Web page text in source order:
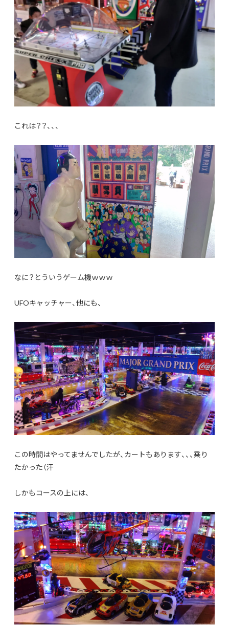
これは？？、、、
なに？とういうゲーム機ｗｗｗ
UFOキャッチャー、他にも、
この時間はやってませんでしたが、カートもあります、、、乗り
たかった（汗
しかもコースの上には、